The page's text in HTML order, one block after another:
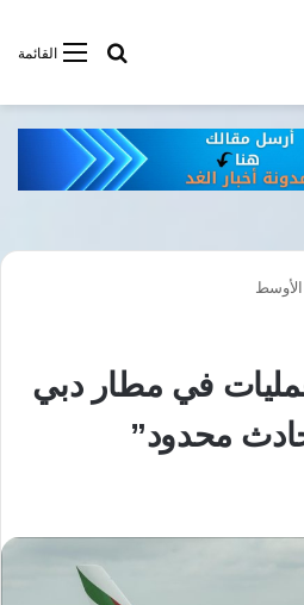
القائمةأبحت فى
في مطار دبي
محدود”